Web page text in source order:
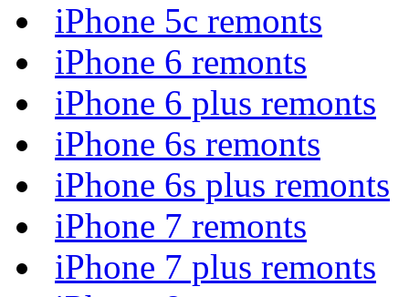
iPhone 5c remonts
iPhone 6 remonts
iPhone 6 plus remonts
iPhone 6s remonts
iPhone 6s plus remonts
iPhone 7 remonts
iPhone 7 plus remonts